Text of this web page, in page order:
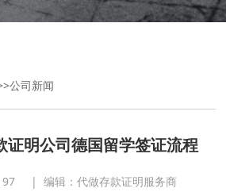
公司新闻
证明公司德国留学签证流程
|编辑：代做存款证明服务商